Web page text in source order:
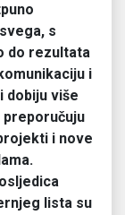
s
do rezultata
i
dobiju više
preporučuju
i nove
lista su